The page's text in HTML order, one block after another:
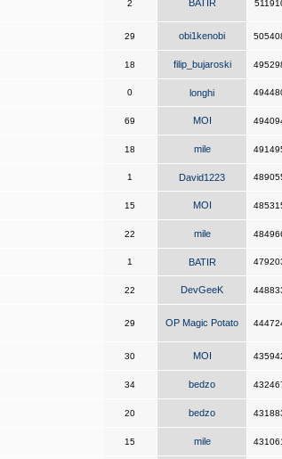
2 BATIR
29 obi1kenobi
18 filip_bujaroski
0 longhi
69 MOI
18 mile
1 David1223
15 MOI
22 mile
1 BATIR
22 DevGeeK
29 OP Magic Potato
30 MOI
34 bedzo
20 bedzo
15 mile